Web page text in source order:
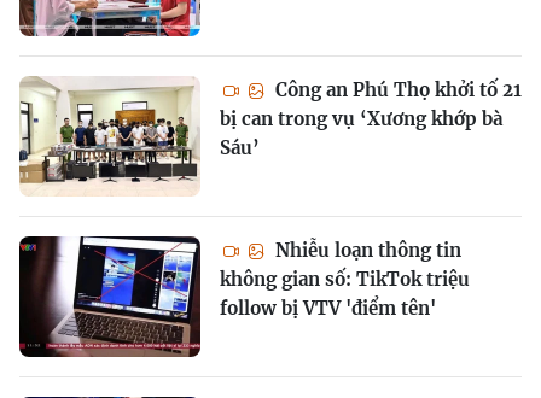
Công an Phú Thọ khởi tố 21
bị can trong vụ ‘Xương khớp bà
Sáu’
Nhiễu loạn thông tin
không gian số: TikTok triệu
follow bị VTV 'điểm tên'